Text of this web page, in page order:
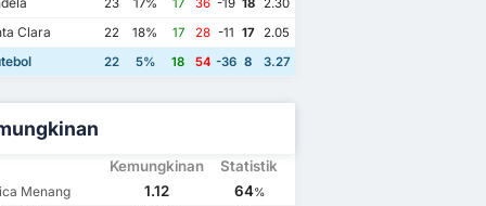
23 17% 17 36 -19 18
2.30
Clara 22 18% 17 28 -11 17
2.05
22 5% 18 54 -36 8 3.27
Kemungkinan Statistik
Menang 1.12 64%